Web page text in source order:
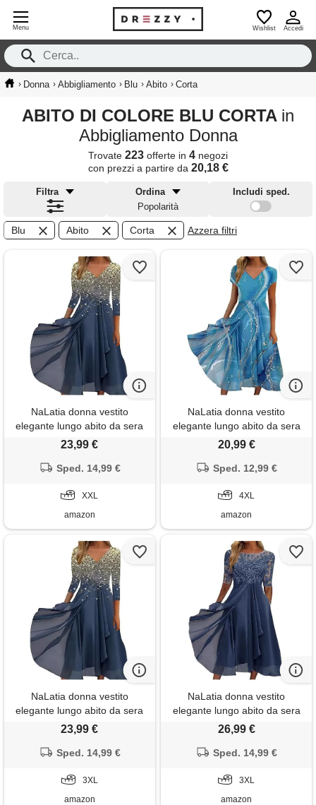
Menu Wishlist Accedi
› Donna › Abbigliamento › Blu › Abito › Corta
ABITO DI COLORE BLU CORTA in
Abbigliamento Donna
Trovate 223 offerte in 4 negozi
con prezzi a partire da 20,18 €
Filtra
Ordina
Popolarità
Includi sped.
Blu Abito Corta Azzera filtri
NaLatia donna vestito
elegante lungo abito da sera
scollo a v manica corta
aderente abito estivo taglie
23,99 €
Sped. 14,99 €
XXL
amazon
NaLatia donna vestito
elegante lungo abito da sera
scollo a v manica corta
aderente estivo taglie forti
cocktail
20,99 €
Sped. 12,99 €
4XL
amazon
NaLatia donna vestito
elegante lungo abito da sera
scollo a v manica corta
aderente abito estivo taglie
23,99 €
Sped. 14,99 €
3XL
amazon
NaLatia donna vestito
elegante lungo abito da sera
scollo a v manica corta
aderente abito estivo taglie
26,99 €
Sped. 14,99 €
3XL
amazon